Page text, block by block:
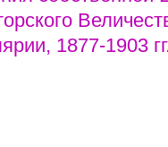
1877-1903